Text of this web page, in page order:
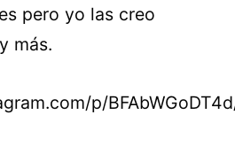
pero yo las creo
más.
p/